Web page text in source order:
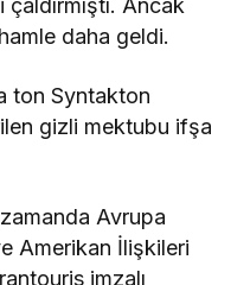
Ancak
daha geldi.
ton Syntakton
gizli mektubu ifşa
Avrupa
Amerikan İlişkileri
imzalı